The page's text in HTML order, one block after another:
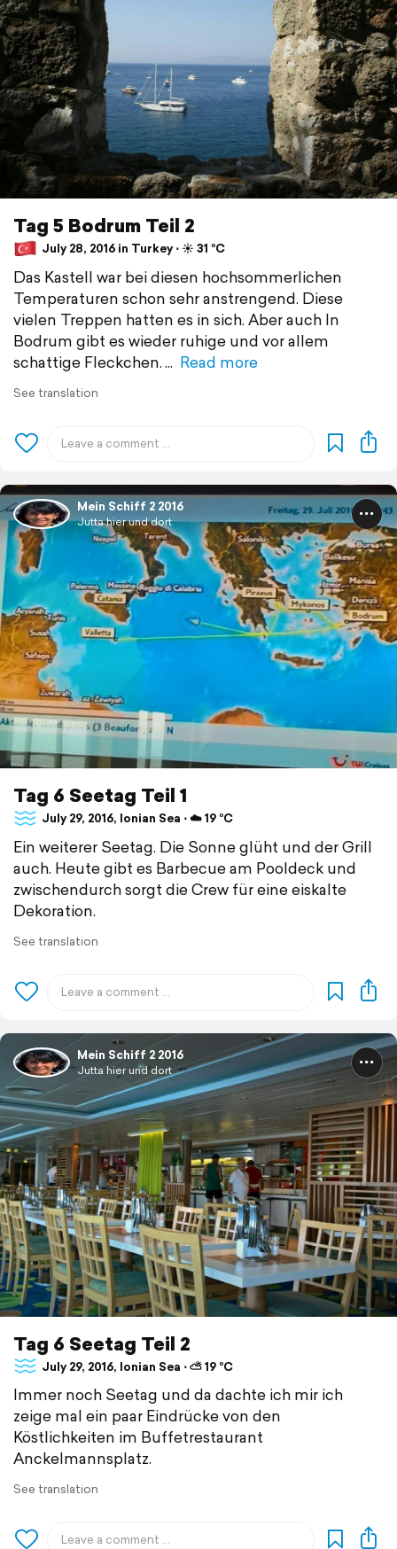
Tag 5 Bodrum Teil 2
July 28, 2016 in Turkey ⋅ ☀️ 31 °C
Das Kastell war bei diesen hochsommerlichen
Temperaturen schon sehr anstrengend. Diese
vielen Treppen hatten es in sich. Aber auch In
Bodrum gibt es wieder ruhige und vor allem
schattige Fleckchen.
Read more
See translation
Mein Schiff 2 2016
Jutta hier und dort
Tag 6 Seetag Teil 1
July 29, 2016, Ionian Sea ⋅ ☁️ 19 °C
Ein weiterer Seetag. Die Sonne glüht und der Grill
auch. Heute gibt es Barbecue am Pooldeck und
zwischendurch sorgt die Crew für eine eiskalte
Dekoration.
See translation
Mein Schiff 2 2016
Jutta hier und dort
Tag 6 Seetag Teil 2
July 29, 2016, Ionian Sea ⋅ ⛅ 19 °C
Immer noch Seetag und da dachte ich mir ich
zeige mal ein paar Eindrücke von den
Köstlichkeiten im Buffetrestaurant
Anckelmannsplatz.
See translation